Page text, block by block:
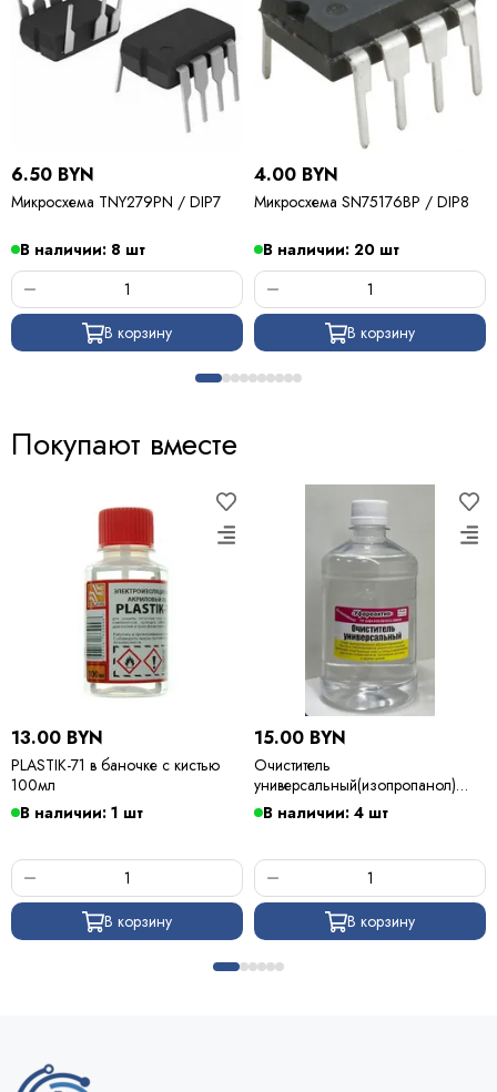
6.50 BYN
Микросхема TNY279PN / DIP7
В наличии: 8 шт
В корзину
4.00 BYN
Микросхема SN75176BP / DIP8
В наличии: 20 шт
В корзину
Покупают вместе
13.00 BYN
PLASTIK-71 в баночке с кистью
100мл
В наличии: 1 шт
В корзину
15.00 BYN
Очиститель
универсальный(изопропанол)
500мл
В наличии: 4 шт
В корзину